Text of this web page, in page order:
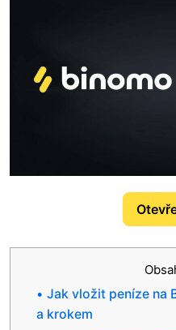
Jak vložit peníze na
a krokem